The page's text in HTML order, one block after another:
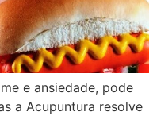
e ansiedade, pode
a Acupuntura resolve